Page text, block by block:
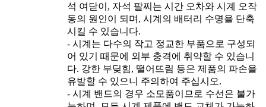
석 여닫이, 자석 팔찌는 시간 오차와 시계 오작
동의 원인이 되며, 시계의 배터리 수명을 단축
시킬 수 있습니다.
- 시계는 다수의 작고 정교한 부품으로 구성되
어 있기 때문에 외부 충격에 취약할 수 있습니
다. 강한 부딪힘, 떨어뜨림 등은 제품의 파손을
유발할 수 있으니 주의하여 주십시오.
- 시계 밴드의 경우 소모품이므로 수선은 불가